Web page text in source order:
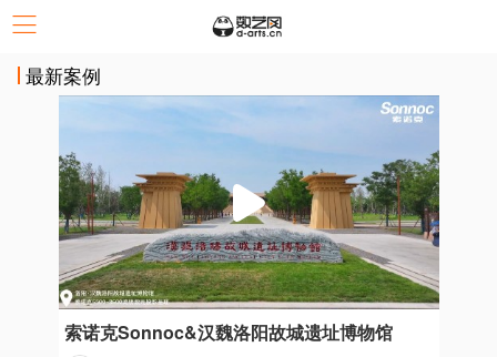
最新案例
索诺克Sonnoc&汉魏洛阳故城遗址博物馆